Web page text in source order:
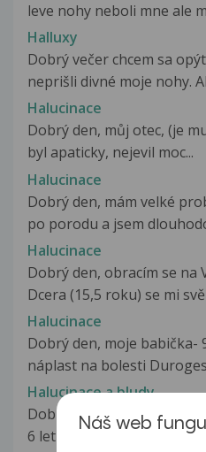
leve nohy neboli mne ale
Halluxy
Dobrý večer chcem sa
neprišli divné moje nohy.
Halucinace
Dobrý den, můj otec, (je
byl apaticky, nejevil moc...
Halucinace
Dobrý den, mám velké
po porodu a jsem
Halucinace
Dobrý den, obracím se na
Dcera (15,5 roku) se mi
Halucinace
Dobrý den, moje babička-
náplast na bolesti
Halucinace a bludy
Dobrý den. Pervitin beru
6 let ve značné míře. Mám...
Náš web